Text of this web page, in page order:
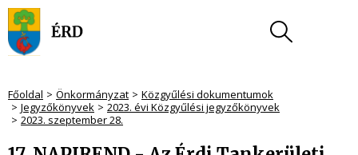
Főoldal Önkormányzat
Közgyűlési dokumentumok
Jegyzőkönyvek
2023. évi Közgyűlési jegyzőkönyvek
2023. szeptember 28.